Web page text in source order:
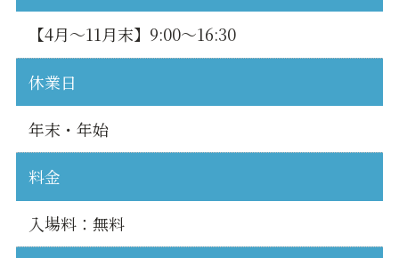
【4月～11月末】9:00～16:30
休業日
年末・年始
料金
入場料：無料